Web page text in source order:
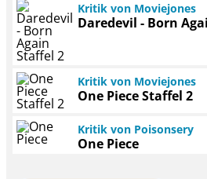
Kritik von Moviejones
Daredevil - Born
Kritik von Moviejones
One Piece Staffel 2
Kritik von Poisonsery
One Piece